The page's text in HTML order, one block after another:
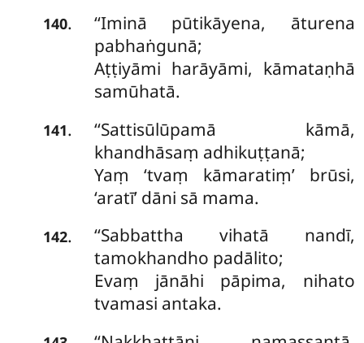
140.
‘‘Iminā pūtikāyena, āturena
pabhaṅgunā;
Aṭṭiyāmi harāyāmi, kāmataṇhā
samūhatā.
141.
‘‘Sattisūlūpamā kāmā,
khandhāsaṃ adhikuṭṭanā;
Yaṃ ‘tvaṃ kāmaratiṃ’ brūsi,
‘aratī’ dāni sā mama.
142.
‘‘Sabbattha vihatā nandī,
tamokhandho padālito;
Evaṃ jānāhi pāpima, nihato
tvamasi antaka.